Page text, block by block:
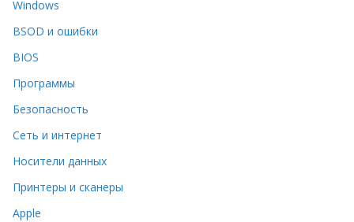
Windows
BSOD и ошибки
BIOS
Программы
Безопасность
Сеть и интернет
Носители данных
Принтеры и сканеры
Apple